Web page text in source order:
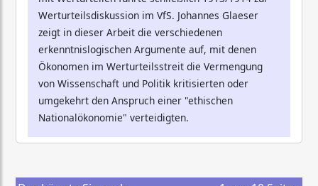
Werturteilsdiskussion im VfS. Johannes Glaeser
zeigt in dieser Arbeit die verschiedenen
erkenntnislogischen Argumente auf, mit denen
Ökonomen im Werturteilsstreit die Vermengung
von Wissenschaft und Politik kritisierten oder
umgekehrt den Anspruch einer "ethischen
Nationalökonomie" verteidigten.